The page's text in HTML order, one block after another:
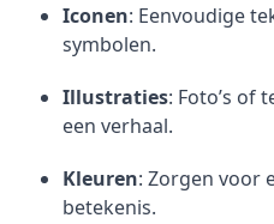
Iconen: Eenvoudige
symbolen.
Illustraties: Foto’s of
een verhaal.
Kleuren: Zorgen voor
betekenis.